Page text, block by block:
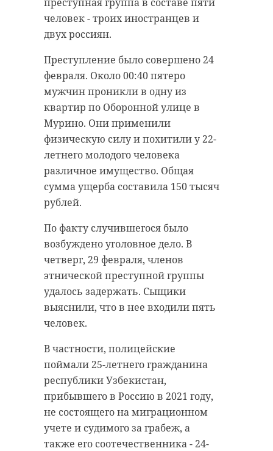
человек - троих иностранцев и
двух россиян.
Преступление было совершено 24
февраля. Около 00:40 пятеро
мужчин проникли в одну из
квартир по Оборонной улице в
Мурино. Они применили
физическую силу и похитили у 22-
летнего молодого человека
различное имущество. Общая
сумма ущерба составила 150 тысяч
рублей.
По факту случившегося было
возбуждено уголовное дело. В
четверг, 29 февраля, членов
этнической преступной группы
удалось задержать. Сыщики
выяснили, что в нее входили пять
человек.
В частности, полицейские
поймали 25-летнего гражданина
республики Узбекистан,
прибывшего в Россию в 2021 году,
не состоящего на миграционном
учете и судимого за грабеж, а
также его соотечественника - 24-